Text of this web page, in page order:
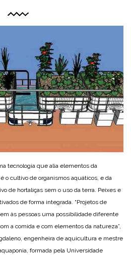
tecnologia que alia elementos da
o cultivo de organismos aquáticos, e da
de hortaliças sem o uso da terra. Peixes e
de forma integrada. “Projetos de
às pessoas uma possibilidade diferente
a comida e com elementos da natureza”,
engenheira de aquicultura e mestre
formada pela Universidade